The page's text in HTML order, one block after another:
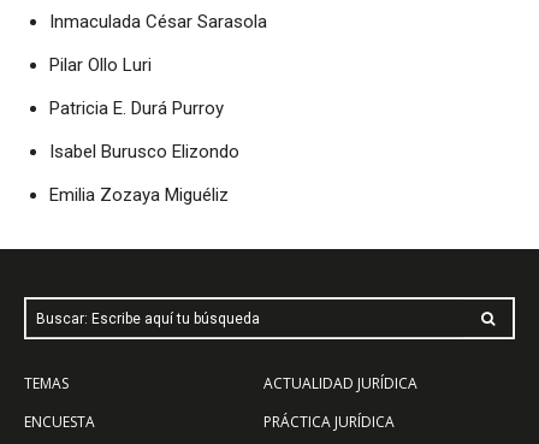
Inmaculada César Sarasola
Pilar Ollo Luri
Patricia E. Durá Purroy
Isabel Burusco Elizondo
Emilia Zozaya Miguéliz
Buscar: Escribe aquí tu búsqueda
TEMAS
ENCUESTA
ACTUALIDAD JURÍDICA
PRÁCTICA JURÍDICA